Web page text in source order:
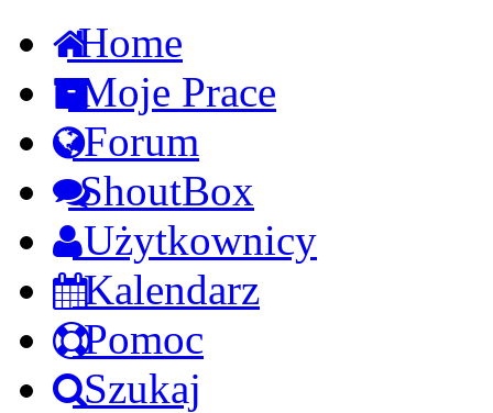
Home
Moje Prace
Forum
ShoutBox
Użytkownicy
Kalendarz
Pomoc
Szukaj